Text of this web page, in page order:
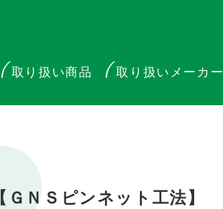
取り扱い商品 取り扱いメーカー
【ＧＮＳピンネット工法】